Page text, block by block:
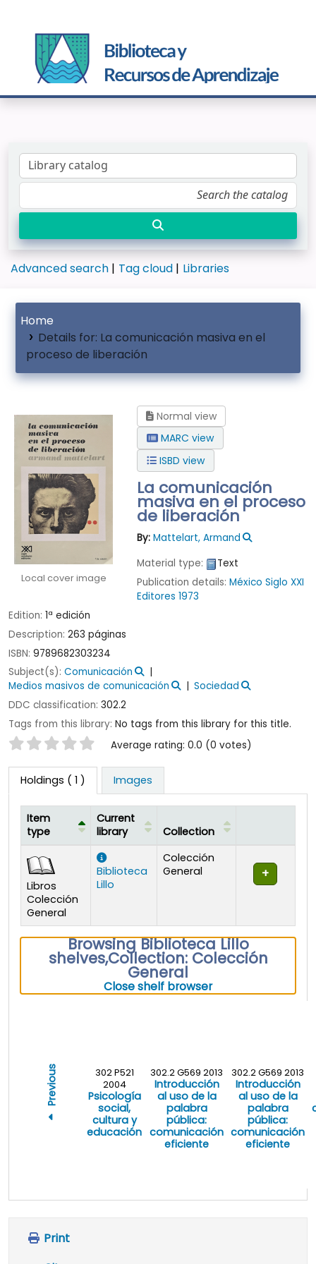
Advanced search Tag cloud Libraries
Home
Details for: La comunicación masiva en el
proceso de liberación
Local cover image
Normal view
MARC view
ISBD view
La comunicación
masiva en el proceso
de liberación
By: Mattelart, Armand
Material type:
Text
Publication details:México Siglo XXI
Editores 1973
Edition: 1ª edición
Description: 263 páginas
ISBN: 9789682303234
Subject(s): Comunicación
Medios masivos de comunicación
Sociedad
DDC classification: 302.2
Tags from this library: No tags from this library for this title.
Star ratings Average rating: 0.0 (0 votes)
Holdings ( 1 ) Images
Item
type
Current
library
Collection
Libros
Colección
General
Biblioteca
Lillo
Colección
General
Browsing Biblioteca Lillo
shelves,Collection: Colección
General
Close shelf browser(Hides shelf
Previous
302 P521
2004
Psicología
social,
cultura y
educación
302.2 G569 2013
Introducción
al uso de la
palabra
pública:
comunicación
eficiente
302.2 G569 2013
Introducción
al uso de la
palabra
pública:
comunicación
eficiente
Print